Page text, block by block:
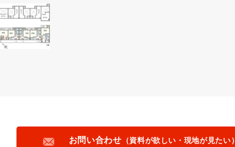
お問い合わせ （資料が欲しい・現地が見たい）